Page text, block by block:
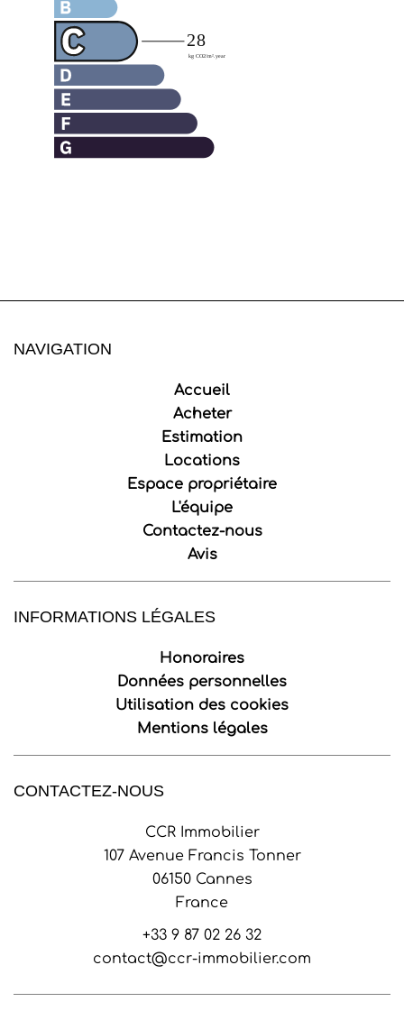
NAVIGATION
Accueil
Acheter
Estimation
Locations
Espace propriétaire
L'équipe
Contactez-nous
Avis
INFORMATIONS LÉGALES
Honoraires
Données personnelles
Utilisation des cookies
Mentions légales
CONTACTEZ-NOUS
CCR Immobilier
107 Avenue Francis Tonner
06150Cannes
France
+33 9 87 02 26 32
contact@ccr-immobilier.com